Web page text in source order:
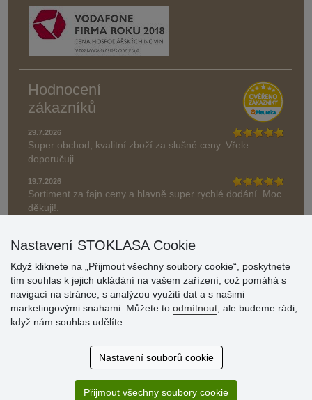
Hodnocení
zákazníků
29.7.2026
Super obchod, kvalitní zboží za slušné ceny. Vřele
doporučuji.
19.7.2026
Sortiment za fajn ceny a hlavně super rychlé dodání. Moc
děkuji!.
» Aktuálně 19084 recenzí
Nastavení STOKLASA Cookie
Když kliknete na „Přijmout všechny soubory cookie“, poskytnete
tím souhlas k jejich ukládání na vašem zařízení, což pomáhá s
navigací na stránce, s analýzou využití dat a s našimi
marketingovými snahami. Můžete to odmítnout , ale budeme rádi,
když nám souhlas udělíte.
Nastavení souborů cookie
Přijmout všechny soubory cookie